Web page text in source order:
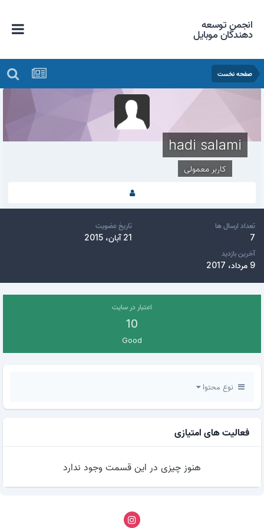
انجمن توسعه
دهندگان موبایل
صفحه نخست
hadi salami
کاربر معمولی
تعداد ارسال ها
7
تاریخ عضویت
21 آبان، 2015
آخرین بازدید
9 مرداد، 2017
اعتبار در سایت
10
Good
نوع محتوا
فعالیت های امتیازی
هنوز چیزی در این قسمت وجود ندارد